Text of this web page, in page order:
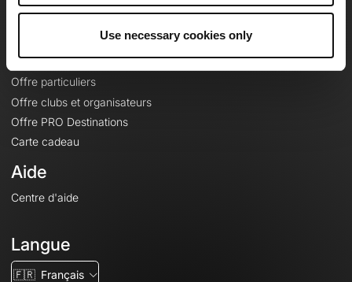
Use necessary cookies only
Offres
Fonds de cartes topographiques
Fonctionnalités
Offre particuliers
Offre clubs et organisateurs
Offre PRO Destinations
Carte cadeau
Aide
Centre d'aide
Langue
🇫🇷 Français